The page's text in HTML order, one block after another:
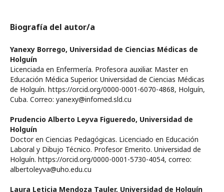
Biografía del autor/a
Yanexy Borrego, Universidad de Ciencias Médicas de
Holguín
Licenciada en Enfermería. Profesora auxiliar. Master en
Educación Médica Superior. Universidad de Ciencias Médicas
de Holguín. https://orcid.org/0000-0001-6070-4868, Holguín,
Cuba. Correo: yanexy@infomed.sld.cu
Prudencio Alberto Leyva Figueredo, Universidad de
Holguín
Doctor en Ciencias Pedagógicas. Licenciado en Educación
Laboral y Dibujo Técnico. Profesor Emerito. Universidad de
Holguín. https://orcid.org/0000-0001-5730-4054, correo:
albertoleyva@uho.edu.cu
Laura Leticia Mendoza Tauler, Universidad de Holguín